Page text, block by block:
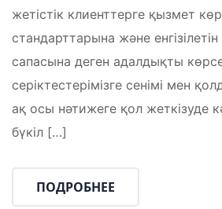
жетістік клиенттерге қызмет
стандарттарына және
сапасына деген адалдықты
серіктестерімізге сенімі мен
ақ осы нәтижеге қол жеткізуде
бүкіл […]
ПОДРОБНЕЕ